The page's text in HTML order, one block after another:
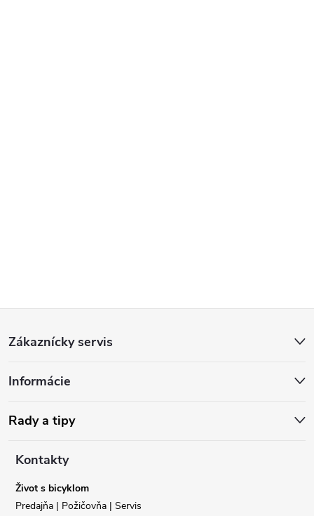
p
ä
Zákaznícky servis
Informácie
Rady a tipy
Kontakty
Život s bicyklom
Predajňa | Požičovňa | Servis